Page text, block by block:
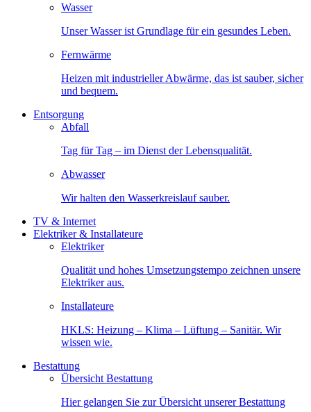
Wasser
Unser Wasser ist Grundlage für ein gesundes Leben.
Fernwärme
Heizen mit industrieller Abwärme, das ist sauber, sicher
und bequem.
Entsorgung
Abfall
Tag für Tag – im Dienst der Lebensqualität.
Abwasser
Wir halten den Wasserkreislauf sauber.
TV & Internet
Elektriker & Installateure
Elektriker
Qualität und hohes Umsetzungstempo zeichnen unsere
Elektriker aus.
Installateure
HKLS: Heizung – Klima – Lüftung – Sanitär. Wir
wissen wie.
Bestattung
Übersicht Bestattung
Hier gelangen Sie zur Übersicht unserer Bestattung